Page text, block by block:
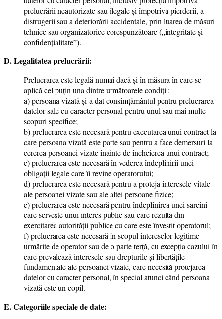
prelucrării neautorizate sau ilegale şi împotriva pierderii, a
distrugerii sau a deteriorării accidentale, prin luarea de măsuri
tehnice sau organizatorice corespunzătoare („integritate şi
confidenţialitate”).
D. Legalitatea prelucrării:
Prelucrarea este legală numai dacă şi în măsura în care se
aplică cel puţin una dintre următoarele condiţii:
a) persoana vizată şi-a dat consimţământul pentru prelucrarea
datelor sale cu caracter personal pentru unul sau mai multe
scopuri specifice;
b) prelucrarea este necesară pentru executarea unui contract la
care persoana vizată este parte sau pentru a face demersuri la
cererea persoanei vizate înainte de încheierea unui contract;
c) prelucrarea este necesară în vederea îndeplinirii unei
obligaţii legale care îi revine operatorului;
d) prelucrarea este necesară pentru a proteja interesele vitale
ale persoanei vizate sau ale altei persoane fizice;
e) prelucrarea este necesară pentru îndeplinirea unei sarcini
care serveşte unui interes public sau care rezultă din
exercitarea autorităţii publice cu care este învestit operatorul;
f) prelucrarea este necesară în scopul intereselor legitime
urmărite de operator sau de o parte terţă, cu excepţia cazului în
care prevalează interesele sau drepturile şi libertăţile
fundamentale ale persoanei vizate, care necesită protejarea
datelor cu caracter personal, în special atunci când persoana
vizată este un copil.
E. Categoriile speciale de date: